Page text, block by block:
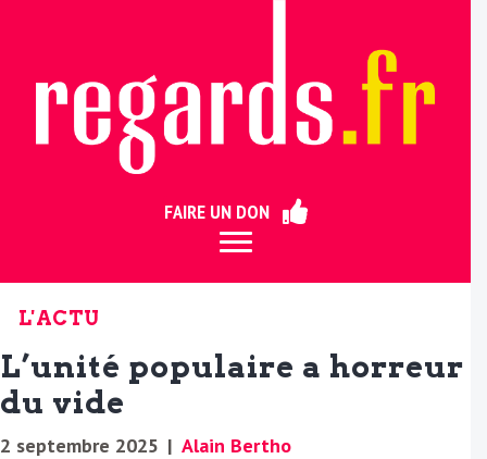
FAIRE UN DON
L'ACTU
L’unité populaire a horreur
du vide
2 septembre 2025 | Alain Bertho